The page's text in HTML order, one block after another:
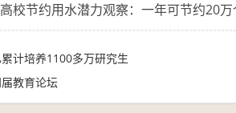
校节约用水潜力观察：一年可节约20万
计培养1100多万研究生
教育论坛